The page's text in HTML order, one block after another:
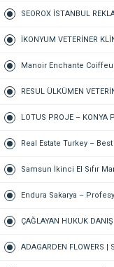
PAZARLAMA AJANSI,
SEOROX İSTANBUL
PAZARLAMA AJANSI,
İKONYUM VETERİNER
VETERİNER-KARATAY |
Manoir Enchante
Kuaförü – Meram
RESUL ÜLKÜMEN
VETERİNER – 7/24 AÇIK
LOTUS PROJE – KONYA
Real Estate Turkey –
Samsun İkinci El Sıfır
Endura Sakarya –
ÇAĞLAYAN HUKUK
ADAGARDEN FLOWERS |